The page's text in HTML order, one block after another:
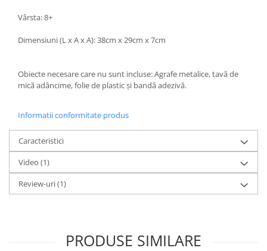
Vârsta: 8+
Dimensiuni (L x A x A): 38cm x 29cm x 7cm
Obiecte necesare care nu sunt incluse: Agrafe metalice, tavă de
mică adâncime, folie de plastic și bandă adezivă.
Informatii conformitate produs
Caracteristici
Video (1)
Review-uri(1)
PRODUSE SIMILARE